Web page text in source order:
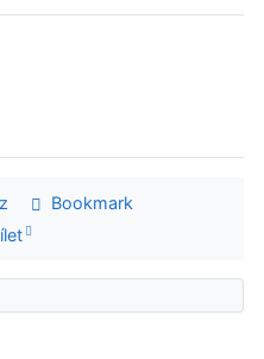
Bookmark